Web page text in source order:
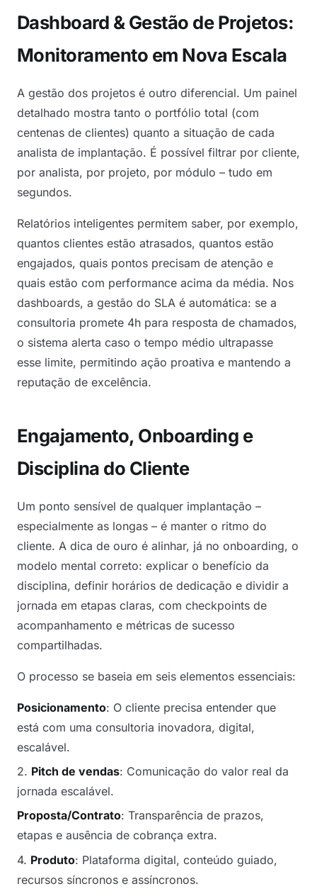
Dashboard & Gestão de Projetos:
Monitoramento em Nova Escala
A gestão dos projetos é outro diferencial. Um painel
detalhado mostra tanto o portfólio total (com
centenas de clientes) quanto a situação de cada
analista de implantação. É possível filtrar por cliente,
por analista, por projeto, por módulo – tudo em
segundos.
Relatórios inteligentes permitem saber, por exemplo,
quantos clientes estão atrasados, quantos estão
engajados, quais pontos precisam de atenção e
quais estão com performance acima da média. Nos
dashboards, a gestão do SLA é automática: se a
consultoria promete 4h para resposta de chamados,
o sistema alerta caso o tempo médio ultrapasse
esse limite, permitindo ação proativa e mantendo a
reputação de excelência.
Engajamento, Onboarding e
Disciplina do Cliente
Um ponto sensível de qualquer implantação –
especialmente as longas – é manter o ritmo do
cliente. A dica de ouro é alinhar, já no onboarding, o
modelo mental correto: explicar o benefício da
disciplina, definir horários de dedicação e dividir a
jornada em etapas claras, com checkpoints de
acompanhamento e métricas de sucesso
compartilhadas.
O processo se baseia em seis elementos essenciais:
Posicionamento: O cliente precisa entender que
está com uma consultoria inovadora, digital,
escalável.
2. Pitch de vendas: Comunicação do valor real da
jornada escalável.
Proposta/Contrato: Transparência de prazos,
etapas e ausência de cobrança extra.
4. Produto: Plataforma digital, conteúdo guiado,
recursos síncronos e assíncronos.